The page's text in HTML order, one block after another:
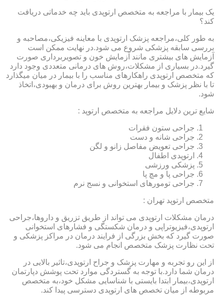
یک بیمار با مراجعه به متخصص ارتوپدی باید چه خدماتی دریافت
کند؟
به طور کلی،مراجعه پزشک ارتوپدی با معاینه فیزیکی،مصاحبه و
بررسی سابقه پزشکی شروع می شود.در نهایت ممکن است
آزمایش های بیشتری مانند آزمایش خون و تصویربرداری صورت
گیرد.در بسیاری از مشکلات،روش های درمانی متعددی وجود دارد
که متخصص ارتوپدی راهکارهای مناسب را با بیمار در میان میگذارد
تا با نظر پزشک و بیمار بهترین روش برای درمان و بهبودی،اتخاذ
شود.
شایع ترین دلایل مراجعه به متخصص ارتوپد :
جراحی ستون فقرات
جراحی شانه و دست
جراحی تعویض مفاصل زانو و لگن
ارتوپدی اطفال
پزشکی ورزشی
جراحی پا و مچ پا
جراحی تومورهای استخوانی و نسج نرم
متخصص ارتوپد تهران :
درمان مشکلات ارتوپدی می تواند از طریق تزریق و داروها،جراحی
ارتوپدی،فیزیوتراپی و درمان شکستگی و فشارهای استخوانی
صورت گیرد که بخش بزرگی از فرایند درمان در مراکز پزشکی و
تحت نظارت پزشک متخصص انجام می شود.
از این رو تجربه و مهارت پزشک و جراح ارتوپدی،تاثیر بالایی در
درمان شما دارد.با توجه به گستردگی موارد تحت پوشش دپارتمان
ارتوپدی،بیمار ابتدا بایستی با شناسایی مشکل خود،به متخصص
مربوطه از میان تخصص های ارتوپدی دسترسی پیدا کند.